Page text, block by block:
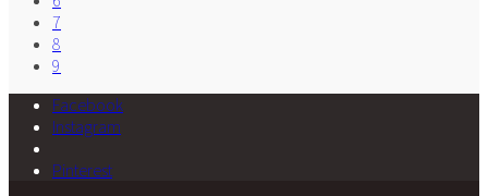
7
8
9
Facebook
Instagram
Pinterest